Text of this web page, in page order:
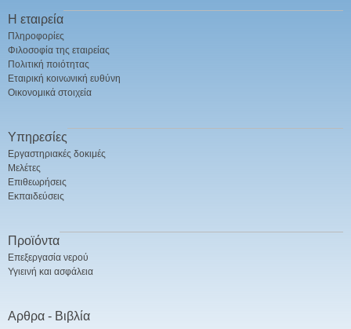
Η εταιρεία
Πληροφορίες
Φιλοσοφία της εταιρείας
Πολιτική ποιότητας
Εταιρική κοινωνική ευθύνη
Οικονομικά στοιχεία
Υπηρεσίες
Εργαστηριακές δοκιμές
Μελέτες
Επιθεωρήσεις
Εκπαιδεύσεις
Προϊόντα
Επεξεργασία νερού
Υγιεινή και ασφάλεια
Αρθρα - Βιβλία